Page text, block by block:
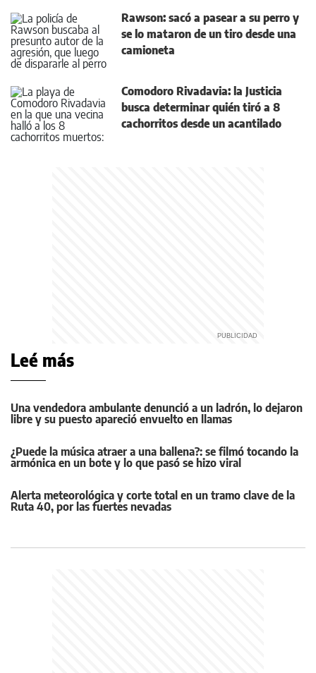
Rawson: sacó a pasear a su perro y
se lo mataron de un tiro desde una
camioneta
Comodoro Rivadavia: la Justicia
busca determinar quién tiró a 8
cachorritos desde un acantilado
Leé más
Una vendedora ambulante denunció a un ladrón, lo dejaron
libre y su puesto apareció envuelto en llamas
¿Puede la música atraer a una ballena?: se filmó tocando la
armónica en un bote y lo que pasó se hizo viral
Alerta meteorológica y corte total en un tramo clave de la
Ruta 40, por las fuertes nevadas